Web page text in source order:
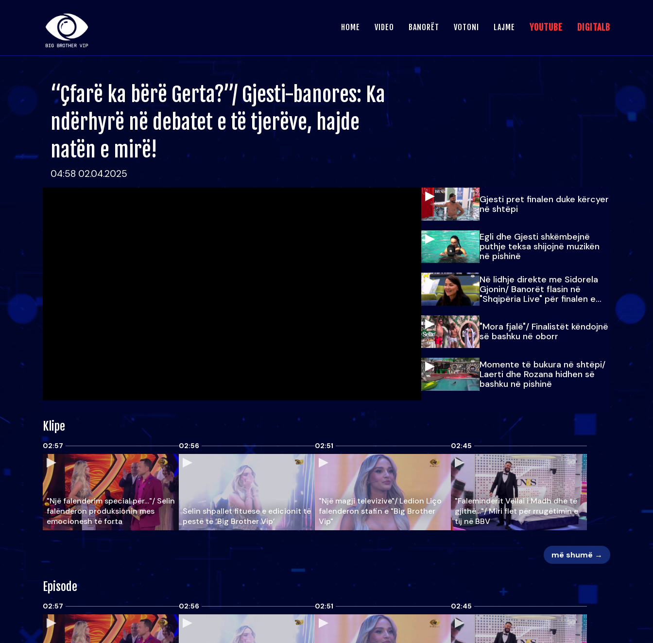
HOME VIDEO BANORËT VOTONI LAJME YOUTUBE DIGITALB
“Çfarë ka bërë Gerta?”/ Gjesti-banores: Ka
ndërhyrë në debatet e të tjerëve, hajde
natën e mirë!
04:58 02.04.2025
Gjesti pret finalen duke kërcyer
në shtëpi
Egli dhe Gjesti shkëmbejnë
puthje teksa shijojnë muzikën
në pishinë
Në lidhje direkte me Sidorela
Gjonin/ Banorët flasin në
"Shqipëria Live" për finalen e
madhe
"Mora fjalë"/ Finalistët këndojnë
së bashku në oborr
Momente të bukura në shtëpi/
Laerti dhe Rozana hidhen së
bashku në pishinë
Klipe
02:57
"Një falenderim special për…"/ Selin
falënderon produksionin mes
emocionesh të forta
02:56
Selin shpallet fituese e edicionit të
pestë të ‘Big Brother Vip’
02:51
"Një magji televizive"/ Ledion Liço
falenderon stafin e "Big Brother
Vip"
02:45
"Faleminderit Vëllai i Madh dhe të
gjithë…"/ Miri flet për rrugëtimin e
tij në BBV
më shumë →
Episode
02:57 02:56 02:51 02:45